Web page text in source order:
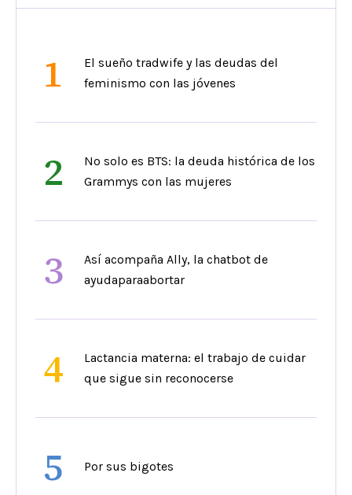
1
El sueño tradwife y las deudas del
feminismo con las jóvenes
2
No solo es BTS: la deuda histórica de los
Grammys con las mujeres
3
Así acompaña Ally, la chatbot de
ayudaparaabortar
4
Lactancia materna: el trabajo de cuidar
que sigue sin reconocerse
5 Por sus bigotes